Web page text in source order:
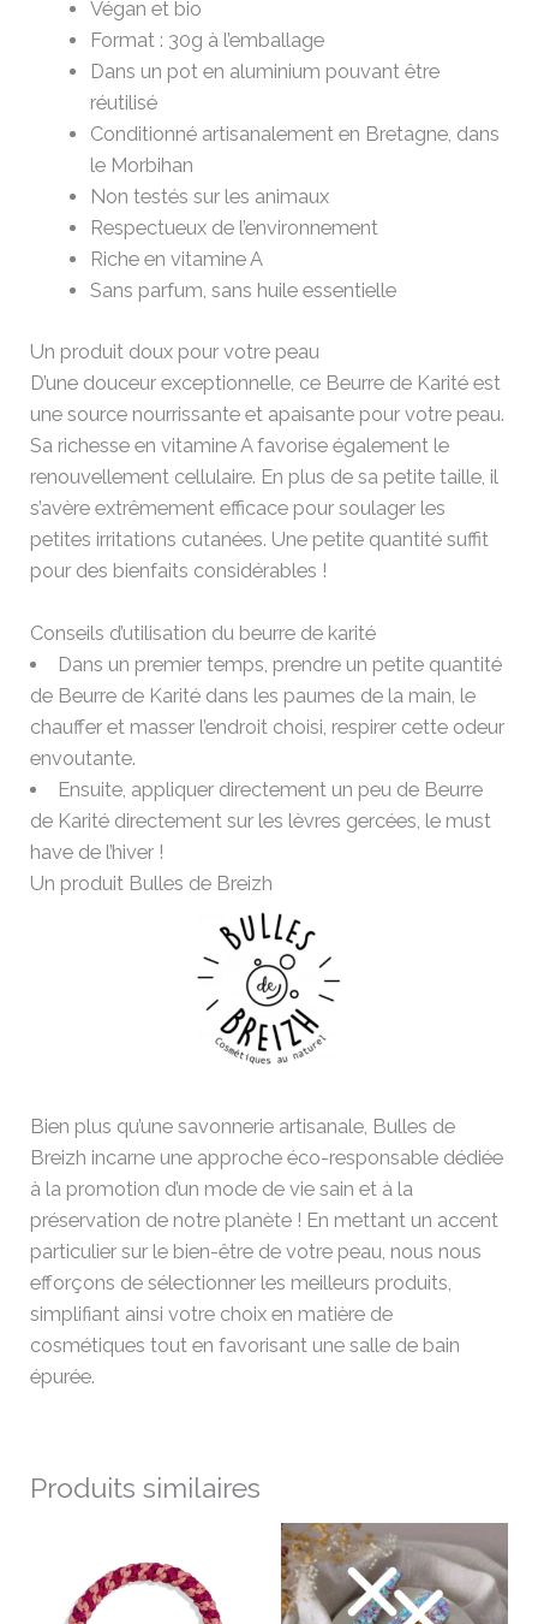
Végan et bio
Format : 30g à l’emballage
Dans un pot en aluminium pouvant être
réutilisé
Conditionné artisanalement en Bretagne, dans
le Morbihan
Non testés sur les animaux
Respectueux de l’environnement
Riche en vitamine A
Sans parfum, sans huile essentielle
Un produit doux pour votre peau
D’une douceur exceptionnelle, ce Beurre de Karité est
une source nourrissante et apaisante pour votre peau.
Sa richesse en vitamine A favorise également le
renouvellement cellulaire. En plus de sa petite taille, il
s’avère extrêmement efficace pour soulager les
petites irritations cutanées. Une petite quantité suffit
pour des bienfaits considérables !
Conseils d’utilisation du beurre de karité
Dans un premier temps, prendre un petite quantité
de Beurre de Karité dans les paumes de la main, le
chauffer et masser l’endroit choisi, respirer cette odeur
envoutante.
Ensuite, appliquer directement un peu de Beurre
de Karité directement sur les lèvres gercées, le must
have de l’hiver !
Un produit Bulles de Breizh
Bien plus qu’une savonnerie artisanale, Bulles de
Breizh incarne une approche éco-responsable dédiée
à la promotion d’un mode de vie sain et à la
préservation de notre planète ! En mettant un accent
particulier sur le bien-être de votre peau, nous nous
efforçons de sélectionner les meilleurs produits,
simplifiant ainsi votre choix en matière de
cosmétiques tout en favorisant une salle de bain
épurée.
Produits similaires